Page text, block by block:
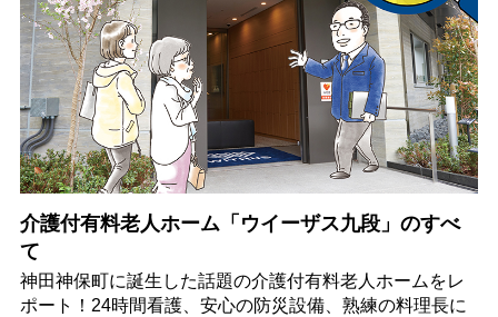
介護付有料老人ホーム「ウイーザス九段」のすべ
て
神田神保町に誕生した話題の介護付有料老人ホームをレ
ポート！24時間看護、安心の防災設備、熟練の料理長に